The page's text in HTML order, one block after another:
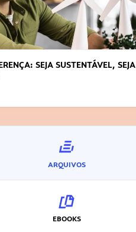
SEJA SUSTENTÁVEL, SEJA
ARQUIVOS
EBOOKS